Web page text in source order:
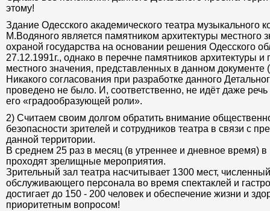
этому!
Здание Одесского академического театра музыкального
М.Водяного является памятником архитектуры местного
охраной государства на основании решения Одесского
27.12.1991г., однако в перечне памятников архитектуры и
местного значения, представленных в данном документе
Никакого согласования при разработке данного
проведено не было. И, соответственно, не идёт даже
его «градообразующей роли».
2) Считаем своим долгом обратить внимание
безопасности зрителей и сотрудников театра в связи с
данной территории.
В среднем 25 раз в месяц (в утреннее и дневное время)
проходят зрелищные мероприятия.
Зрительный зал театра насчитывает 1300 мест,
обслуживающего персонала во время спектаклей и
достигает до 150 - 200 человек и обеспечение жизни и
приоритетным вопросом!